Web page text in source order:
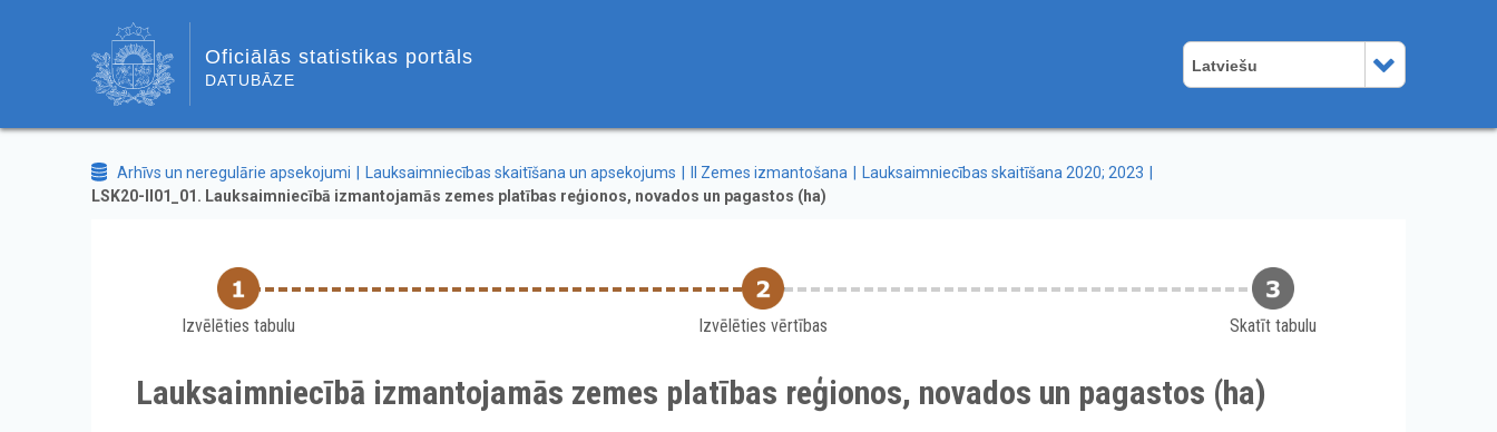
Oficiālās statistikas portāls
DATUBĀZE
Latviešu
Arhīvs un neregulārie apsekojumi Lauksaimniecības skaitīšana un apsekojums II Zemes izmantošana
Lauksaimniecības skaitīšana 2020; 2023
LSK20-II01_01. Lauksaimniecībā izmantojamās zemes platības reģionos, novados un pagastos (ha)
Izvēlēties tabulu Izvēlēties vērtības Skatīt tabulu
Lauksaimniecībā izmantojamās zemes platības reģionos, novados un pagastos (ha)